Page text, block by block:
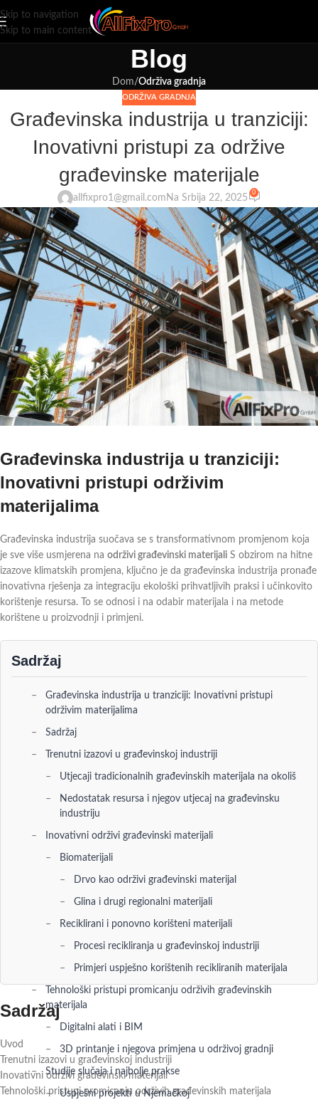
Skip to navigation
Skip to main content
Blog
Dom/Održiva gradnja
ODRŽIVA GRADNJA
Građevinska industrija u tranziciji:
Inovativni pristupi za održive
građevinske materijale
allfixpro1@gmail.com Na Srbija 22, 2025
0
Građevinska industrija u tranziciji:
Inovativni pristupi održivim
materijalima
Građevinska industrija suočava se s transformativnom promjenom koja
je sve više usmjerena na održivi građevinski materijali S obzirom na hitne
izazove klimatskih promjena, ključno je da građevinska industrija pronađe
inovativna rješenja za integraciju ekološki prihvatljivih praksi i učinkovito
korištenje resursa. To se odnosi i na odabir materijala i na metode
korištene u proizvodnji i primjeni.
Sadržaj
Građevinska industrija u tranziciji: Inovativni pristupi
održivim materijalima
Sadržaj
Trenutni izazovi u građevinskoj industriji
Utjecaji tradicionalnih građevinskih materijala na okoliš
Nedostatak resursa i njegov utjecaj na građevinsku
industriju
Inovativni održivi građevinski materijali
Biomaterijali
Drvo kao održivi građevinski materijal
Glina i drugi regionalni materijali
Reciklirani i ponovno korišteni materijali
Procesi recikliranja u građevinskoj industriji
Primjeri uspješno korištenih recikliranih materijala
Tehnološki pristupi promicanju održivih građevinskih
materijala
Digitalni alati i BIM
3D printanje i njegova primjena u održivoj gradnji
Studije slučaja i najbolje prakse
Uspješni projekti u Njemačkoj
Sadržaj
Uvod
Trenutni izazovi u građevinskoj industriji
Inovativni održivi građevinski materijali
Tehnološki pristupi promicanju održivih građevinskih materijala